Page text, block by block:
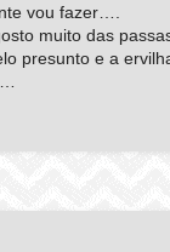
vou fazer….
muito das
presunto e a